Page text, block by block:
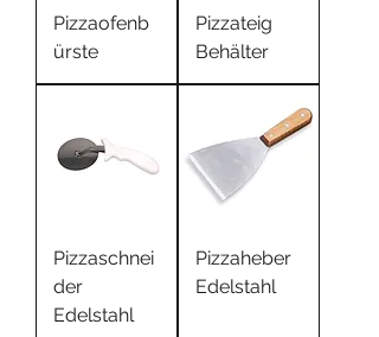
Pizzaofenb
ürste
Pizzateig
Behälter
Pizzaschnei
der
Edelstahl
Pizzaheber
Edelstahl